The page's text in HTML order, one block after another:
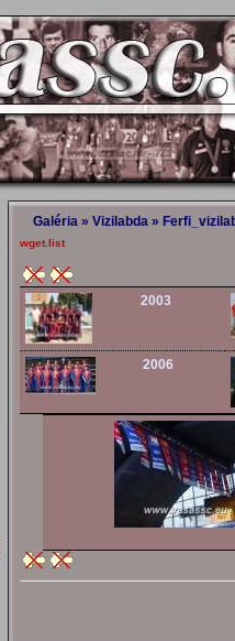
Galéria » Vizilabda »
wget.list
2003
2006